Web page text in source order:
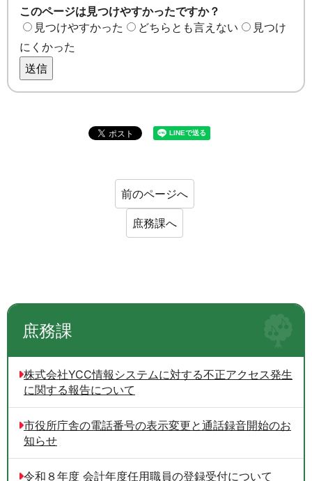
このページは見つけやすかったですか？
見つけやすかった
どちらとも言えない
見つけ
にくかった
送信
前のページへ
庶務課へ
庶務課
株式会社YCC情報システムに対する不正アクセス発生
に関する報告について
市役所庁舎の電話番号の表示変更と通話録音開始のお
知らせ
令和８年度 会計年度任用職員の登録受付について